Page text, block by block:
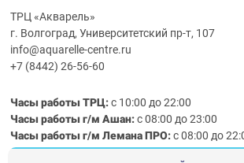
ТРЦ «Акварель»
г. Волгоград, Университетский пр-т, 107
info@aquarelle-centre.ru
+7 (8442) 26-56-60
Часы работы ТРЦ:с 10:00 до 22:00
Часы работы г/м Ашан:с 08:00 до 23:00
Часы работыг/мЛемана ПРО:с 08:00 до